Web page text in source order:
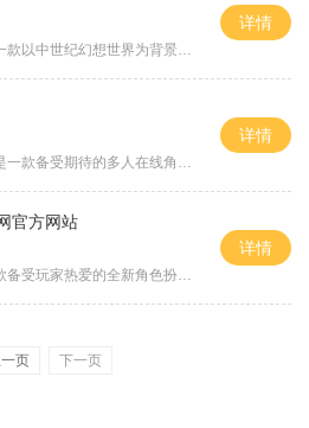
传奇世界小极品是一款以中世纪幻想世界为背景的MMORPG游戏。本游戏以其独特的玩法和精美的画面受到了广大玩家的喜爱玩家将扮演一位勇敢的冒险家，探索未知的土地，与强大的怪物战斗，完成各种任务，提升自己的实力，成为真正的传奇英雄。游戏的玩法丰富多样，包括任务系统、战斗系统、装备系统、交易系统等等。在任务系统中，玩家可以接受各种各样的任务，包括主线任务、支线任务、日常任务等，通过完成这些任务可以获得经验值、金币、装备等奖励。主线任务通常会贯穿整个游戏的剧情，使玩家更好地融入游戏...
详情
《传奇世界超变》是一款备受期待的多人在线角色扮演游戏，也是传奇系列作品的最新力作。它继承了传奇系列一贯的经典风格，并在玩法上进行了全面升级与创新，为广大玩家带来了全新的游戏体验。我们来看看《传奇世界超变》的玩法设置。该游戏拥有全新的职业系统，玩家可以选择成为战士、法师、道士等不同职业，每个职业都有独特的技能和能力，玩家可以根据自己的喜好和游戏需求来选择合适的职业。而与传统传奇相比，新版本中增加了更多的职业技能，使得战斗更加丰富多样。除了职业系统外，游戏中还加入了全新的转生系统...
详情
官方网站
传奇世界手游是一款备受玩家热爱的全新角色扮演游戏，该游戏拥有独特的游戏玩法和精美的游戏画面，给玩家带来了前所未有的沉浸式游戏体验。在传奇世界手游的官方网站上，玩家可以充分了解到游戏的魅力所在，以及游戏的具体玩法和特色内容。游戏中的玩法非常多样化，玩家可以体验到自由探索、组队战斗、副本挑战以及竞技对战等丰富的游戏内容。自由探索是游戏中很重要的一个玩法，玩家可以随心所欲地在游戏的大世界中探索各种风景名胜和禁地，体验到了解一个神秘世界的乐趣，同时也可以获得丰厚的游戏奖励。组队战斗是...
详情
页 下一页